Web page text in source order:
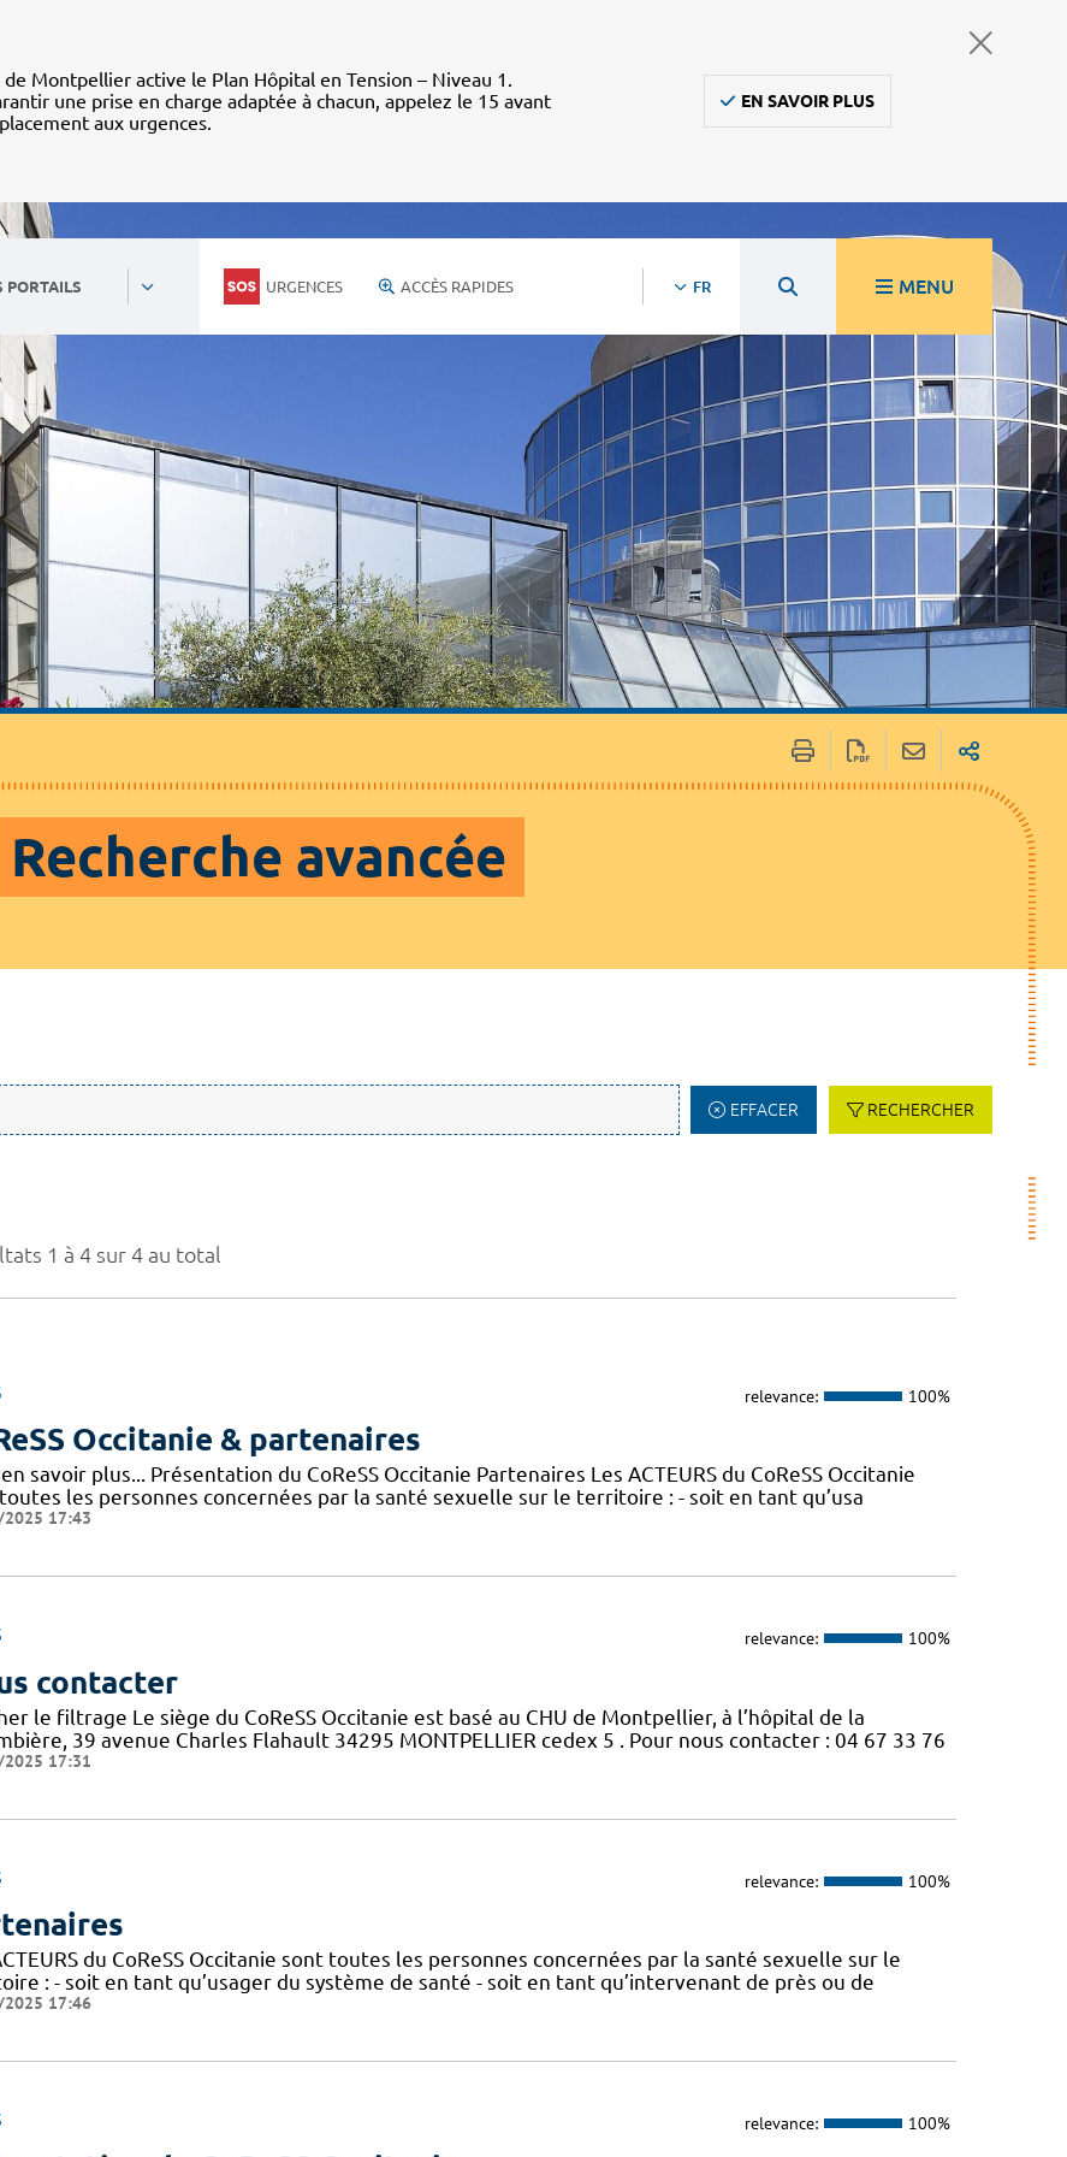
de Montpellier active le Plan Hôpital en Tension – Niveau 1.
une prise en charge adaptée à chacun, appelez le 15 avant
aux urgences.
EN SAVOIR PLUS
PORTAILS URGENCES ACCÈS RAPIDES FR MENU
Recherche avancée
EFFACER RECHERCHER
1 à 4 sur 4 au total
relevance: 100%
Occitanie & partenaires
savoir plus... Présentation du CoReSS Occitanie Partenaires Les ACTEURS du CoReSS Occitanie
les personnes concernées par la santé sexuelle sur le territoire : - soit en tant qu’usa
17:43
relevance: 100%
contacter
le filtrage Le siège du CoReSS Occitanie est basé au CHU de Montpellier, à l’hôpital de la
39 avenue Charles Flahault 34295 MONTPELLIER cedex 5 . Pour nous contacter : 04 67 33 76
17:31
relevance: 100%
du CoReSS Occitanie sont toutes les personnes concernées par la santé sexuelle sur le
: - soit en tant qu’usager du système de santé - soit en tant qu’intervenant de près ou de
17:46
relevance: 100%